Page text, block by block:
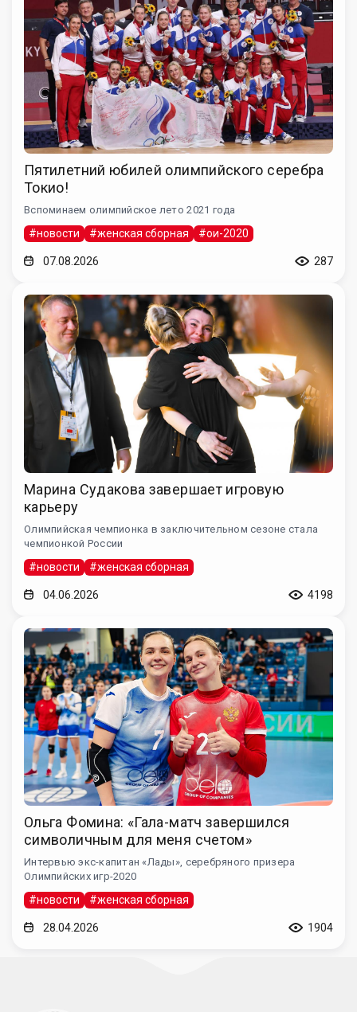
Пятилетний юбилей олимпийского серебра
Токио!
Вспоминаем олимпийское лето 2021 года
#новости #женская сборная #ои-2020
07.08.2026 287
Марина Судакова завершает игровую
карьеру
Олимпийская чемпионка в заключительном сезоне стала
чемпионкой России
#новости #женская сборная
04.06.2026 4198
Ольга Фомина: «Гала-матч завершился
символичным для меня счетом»
Интервью экс-капитан «Лады», серебряного призера
Олимпийских игр-2020
#новости #женская сборная
28.04.2026 1904